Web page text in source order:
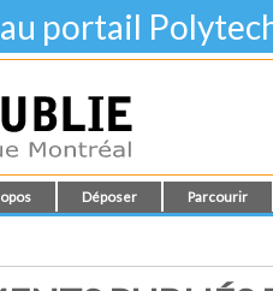
portail
Déposer Parcourir